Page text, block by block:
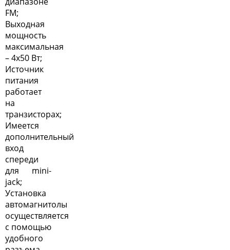
FM;
Выходная
мощность
максимальная
– 4х50 Вт;
Источник
питания
работает
на
транзисторах;
Имеется
дополнительный
вход
спереди
для mini-
jack;
Установка
автомагнитолы
осуществляется
с помощью
удобного